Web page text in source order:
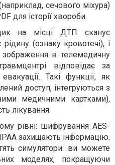
сечового міхура)
для історії хвороби.
на місці ДТП сканує
(ознаку кровотечі), і
в телемедичну
відповідає за
Такі функції, як
доступ, інтегруються з
медичними картками),
лікування.
рівні: шифрування AES-
захищають інформацію.
симулятори: ви можете
моделях, покращуючи